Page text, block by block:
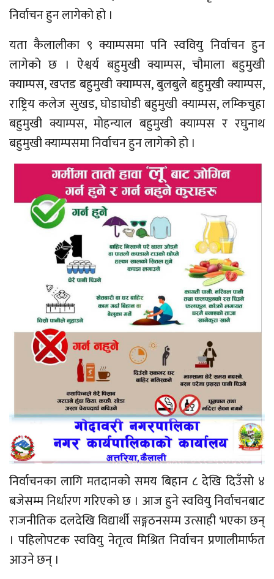
निर्वाचन हुन लागेको हो ।
यता कैलालीका ९ क्याम्पसमा पनि स्ववियु निर्वाचन हुन
लागेको छ । ऐश्वर्य बहुमुखी क्याम्पस, चौमाला बहुमुखी
क्याम्पस, खप्तड बहुमुखी क्याम्पस, बुलबुले बहुमुखी क्याम्पस,
राष्ट्रिय कलेज सुखड, घोडाघोडी बहुमुखी क्याम्पस, लम्किचुहा
बहुमुखी क्याम्पस, मोहन्याल बहुमुखी क्याम्पस र रघुनाथ
बहुमुखी क्याम्पसमा निर्वाचन हुन लागेको हो ।
निर्वाचनका लागि मतदानको समय बिहान ८ देखि दिउँसो ४
बजेसम्म निर्धारण गरिएको छ । आज हुने स्ववियु निर्वाचनबाट
राजनीतिक दलदेखि विद्यार्थी सङ्गठनसम्म उत्साही भएका छन्
। पहिलोपटक स्ववियु नेतृत्व मिश्रित निर्वाचन प्रणालीमार्फत
आउने छन् ।